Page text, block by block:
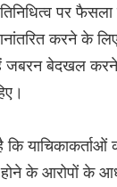
पर फैसला
करने के लिए
जबरन बेदखल
कि
होने के आरोपों के